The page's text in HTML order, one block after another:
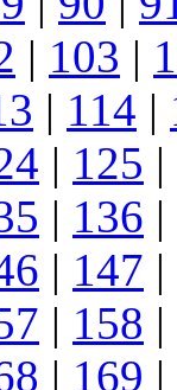
| 103 |
| 114 |
| 125 |
| 136 |
| 147 |
| 158 |
| 169 |